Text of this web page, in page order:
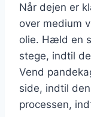
Når dejen er
over medium
olie. Hæld en
stege, indtil
Vend
side, indtil
processen,